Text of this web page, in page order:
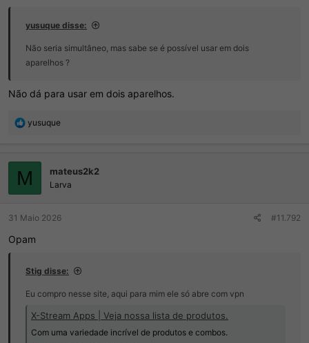
yusuque disse:
Não seria simultâneo, mas sabe se é possível usar em dois
aparelhos ?
Não dá para usar em dois aparelhos.
R
ç
õ
e
s
yusuque
M mateus2k2
Larva
31 Maio 2026 #11.792
Opam
Stig disse:
Eu compro nesse site, aqui para mim ele só abre com vpn
X-Stream Apps | Veja nossa lista de produtos.
Com uma variedade incrível de produtos e combos.